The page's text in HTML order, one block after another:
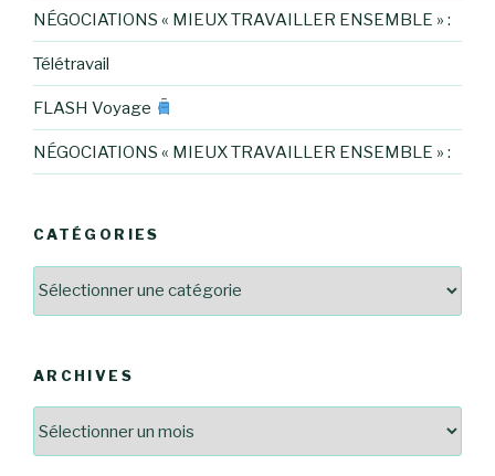
NÉGOCIATIONS « MIEUX TRAVAILLER ENSEMBLE » :
Télétravail
FLASH Voyage
NÉGOCIATIONS « MIEUX TRAVAILLER ENSEMBLE » :
CATÉGORIES
ARCHIVES